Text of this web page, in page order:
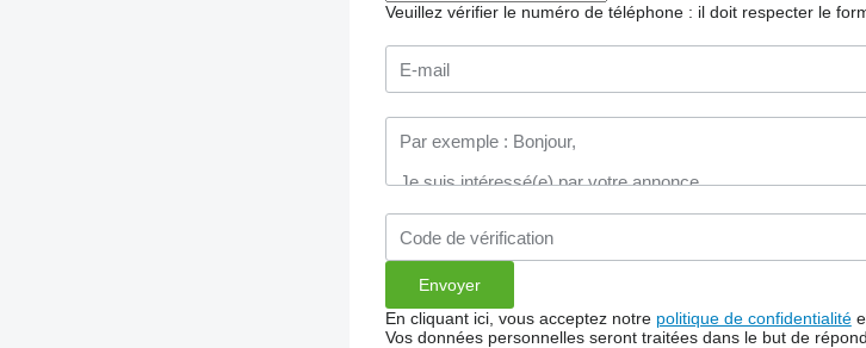
Veuillez vérifier le numéro de téléphone : il doit respecter le
En cliquant ici, vous acceptez notre politique de confidentialité
Vos données personnelles seront traitées dans le but de